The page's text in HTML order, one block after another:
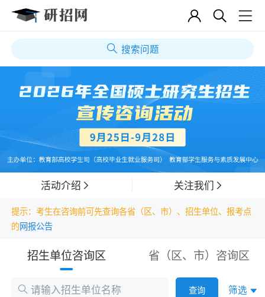
搜索问题
活动介绍 关注我们
提示：考生在咨询前可先查询各省（区、市）、招生单位、报考点
的网报公告
招生单位咨询区 省（区、市）咨询区
查询 筛选